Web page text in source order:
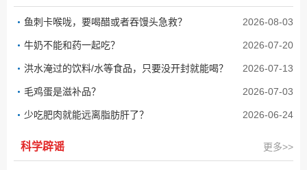
鱼刺卡喉咙，要喝醋或者吞馒头急救？ 2026-08-03
牛奶不能和药一起吃？ 2026-07-20
洪水淹过的饮料/水等食品，只要没开封就能喝？ 2026-07-13
毛鸡蛋是滋补品？ 2026-07-03
少吃肥肉就能远离脂肪肝了？ 2026-06-24
科学辟谣 更多>>